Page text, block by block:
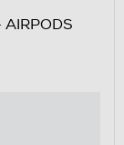
AIRPODS